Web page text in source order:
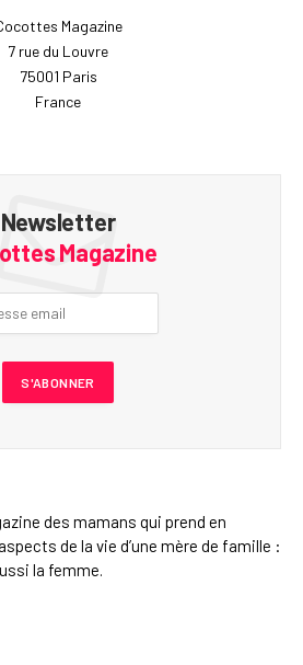
Magazine
7 rue du Louvre
75001 Paris
France
Newsletter
Magazine
des mamans qui prend en
de la vie d’une mère de famille :
la femme.